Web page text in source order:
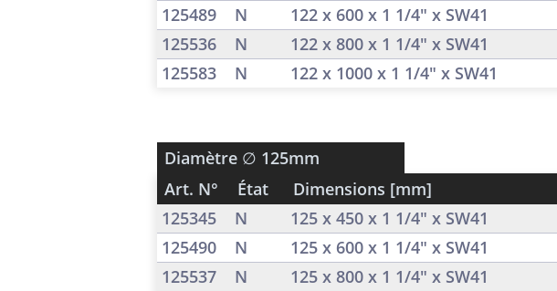
125489 N 122 x 600 x 1 1/4" x SW41
125536 N 122 x 800 x 1 1/4" x SW41
125583 N 122 x 1000 x 1 1/4" x SW41
Diamètre ∅ 125mm
Art. N°
État Dimensions [mm]
125345
N 125 x 450 x 1 1/4" x SW41
125490 N 125 x 600 x 1 1/4" x SW41
125537 N 125 x 800 x 1 1/4" x SW41